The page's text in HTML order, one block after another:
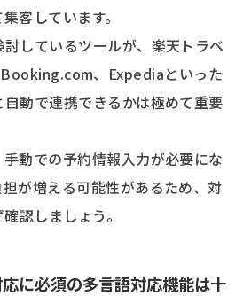
客しています。
しているツールが、楽天トラベ
、Expediaといった
動で連携できるかは極めて重要
動での予約情報入力が必要にな
が増える可能性があるため、対
認しましょう。
に必須の多言語対応機能は十